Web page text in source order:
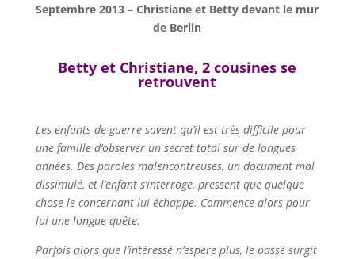
Septembre 2013 – Christiane et Betty devant le mur
de Berlin
Betty et Christiane, 2 cousines se
retrouvent
Les enfants de guerre savent qu’il est très difficile pour
une famille d’observer un secret total sur de longues
années. Des paroles malencontreuses, un document mal
dissimulé, et l’enfant s’interroge, pressent que quelque
chose le concernant lui échappe. Commence alors pour
lui une longue quête.
Parfois alors que l’intéressé n’espère plus, le passé surgit